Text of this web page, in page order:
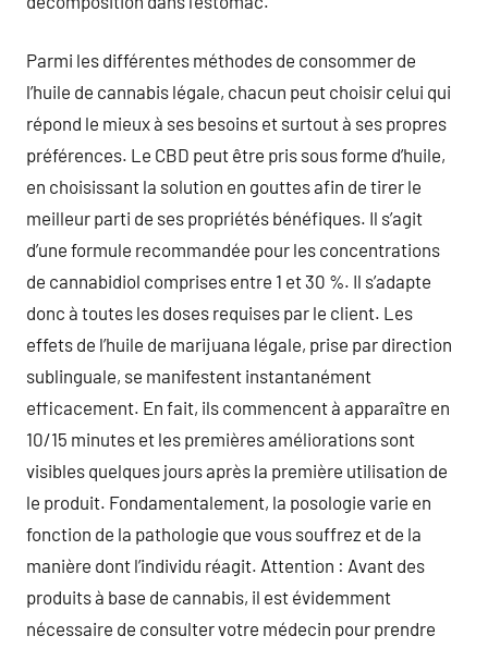
Parmi les différentes méthodes de consommer de
l’huile de cannabis légale, chacun peut choisir celui qui
répond le mieux à ses besoins et surtout à ses propres
préférences. Le CBD peut être pris sous forme d’huile,
en choisissant la solution en gouttes afin de tirer le
meilleur parti de ses propriétés bénéfiques. Il s’agit
d’une formule recommandée pour les concentrations
de cannabidiol comprises entre 1 et 30 %. Il s’adapte
donc à toutes les doses requises par le client. Les
effets de l’huile de marijuana légale, prise par direction
sublinguale, se manifestent instantanément
efficacement. En fait, ils commencent à apparaître en
10/15 minutes et les premières améliorations sont
visibles quelques jours après la première utilisation de
le produit. Fondamentalement, la posologie varie en
fonction de la pathologie que vous souffrez et de la
manière dont l’individu réagit. Attention : Avant des
produits à base de cannabis, il est évidemment
nécessaire de consulter votre médecin pour prendre